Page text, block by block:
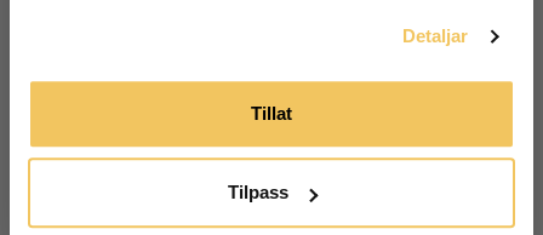
Detaljar
Tillat
Tilpass